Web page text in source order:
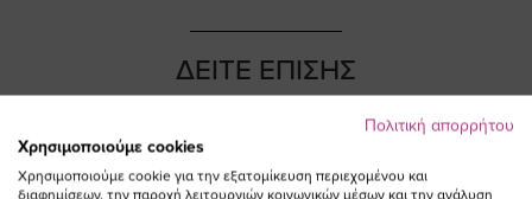
ΔΕΙΤΕ ΕΠΙΣΗΣ
Πολιτική απορρήτου
Χρησιμοποιούμε cookies
Χρησιμοποιούμε cookie για την εξατομίκευση περιεχομένου και
διαφημίσεων, την παροχή λειτουργιών κοινωνικών μέσων και την ανάλυση